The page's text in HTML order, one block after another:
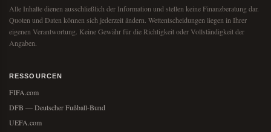
Alle Inhalte dienen ausschließlich der Information und stellen keine Finanzberatung dar.
Quoten und Daten können sich jederzeit ändern. Wettentscheidungen liegen in Ihrer
eigenen Verantwortung. Keine Gewähr für die Richtigkeit oder Vollständigkeit der
Angaben.
RESSOURCEN
FIFA.com
DFB — Deutscher Fußball-Bund
UEFA.com